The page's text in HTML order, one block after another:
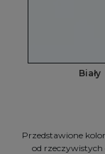
Biały
Przedstawione
od